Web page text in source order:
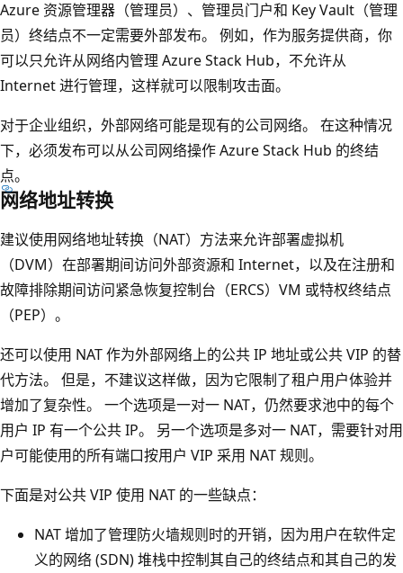
Azure 资源管理器（管理员）、管理员门户和 Key Vault（管理
员）终结点不一定需要外部发布。 例如，作为服务提供商，你
可以只允许从网络内管理 Azure Stack Hub，不允许从
Internet 进行管理，这样就可以限制攻击面。
对于企业组织，外部网络可能是现有的公司网络。 在这种情况
下，必须发布可以从公司网络操作 Azure Stack Hub 的终结
点。
网络地址转换
建议使用网络地址转换（NAT）方法来允许部署虚拟机
（DVM）在部署期间访问外部资源和 Internet，以及在注册和
故障排除期间访问紧急恢复控制台（ERCS）VM 或特权终结点
（PEP）。
还可以使用 NAT 作为外部网络上的公共 IP 地址或公共 VIP 的替
代方法。 但是，不建议这样做，因为它限制了租户用户体验并
增加了复杂性。 一个选项是一对一 NAT，仍然要求池中的每个
用户 IP 有一个公共 IP。 另一个选项是多对一 NAT，需要针对用
户可能使用的所有端口按用户 VIP 采用 NAT 规则。
下面是对公共 VIP 使用 NAT 的一些缺点：
NAT 增加了管理防火墙规则时的开销，因为用户在软件定
义的网络 (SDN) 堆栈中控制其自己的终结点和其自己的发